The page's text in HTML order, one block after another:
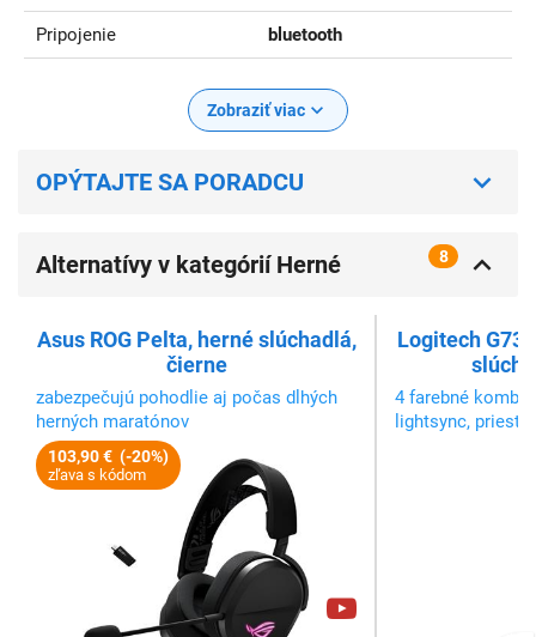
Pripojenie bluetooth
Zobraziť viac
OPÝTAJTE SA PORADCU
Alternatívy v kategórií Herné
8
Asus ROG Pelta, herné slúchadlá,
čierne
zabezpečujú pohodlie aj počas dlhých
herných maratónov
103,90 € (-20%)
zľava s kódom
Logitech
4 farebné
lightsync,